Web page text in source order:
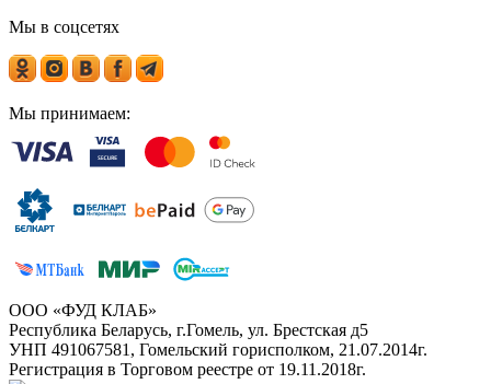
Мы в соцсетях
Мы принимаем:
ООО «ФУД КЛАБ»
Республика Беларусь, г.Гомель, ул. Брестская д5
УНП 491067581, Гомельский горисполком, 21.07.2014г.
Регистрация в Торговом реестре от 19.11.2018г.